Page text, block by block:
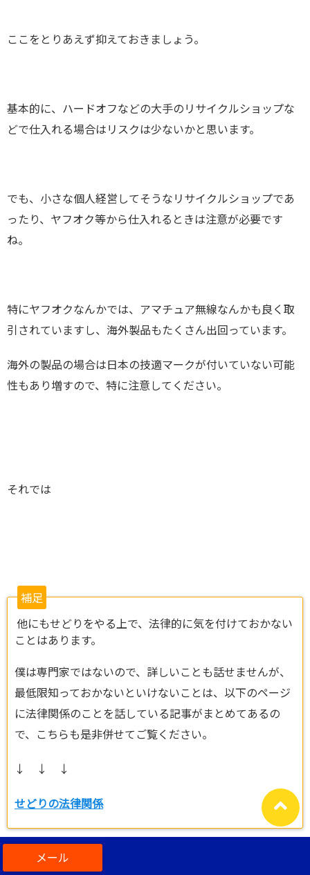
ここをとりあえず抑えておきましょう。
基本的に、ハードオフなどの大手のリサイクルショップな
どで仕入れる場合はリスクは少ないかと思います。
でも、小さな個人経営してそうなリサイクルショップであ
ったり、ヤフオク等から仕入れるときは注意が必要です
ね。
特にヤフオクなんかでは、アマチュア無線なんかも良く取
引されていますし、海外製品もたくさん出回っています。
海外の製品の場合は日本の技適マークが付いていない可能
性もあり増すので、特に注意してください。
それでは
補足
他にもせどりをやる上で、法律的に気を付けておかない
ことはあります。
僕は専門家ではないので、詳しいことも話せませんが、
最低限知っておかないといけないことは、以下のページ
に法律関係のことを話している記事がまとめてあるの
で、こちらも是非併せてご覧ください。
↓ ↓ ↓
せどりの法律関係